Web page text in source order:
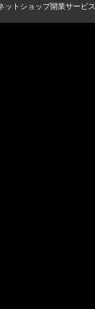
ットショップ開業サービス